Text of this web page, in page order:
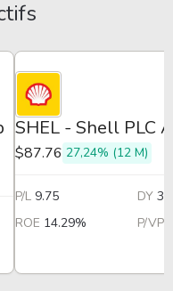
SHEL - Shell PLC
$87.76 27,24% (12 M)
P/L 9.75 DY
ROE 14.29% P/VP